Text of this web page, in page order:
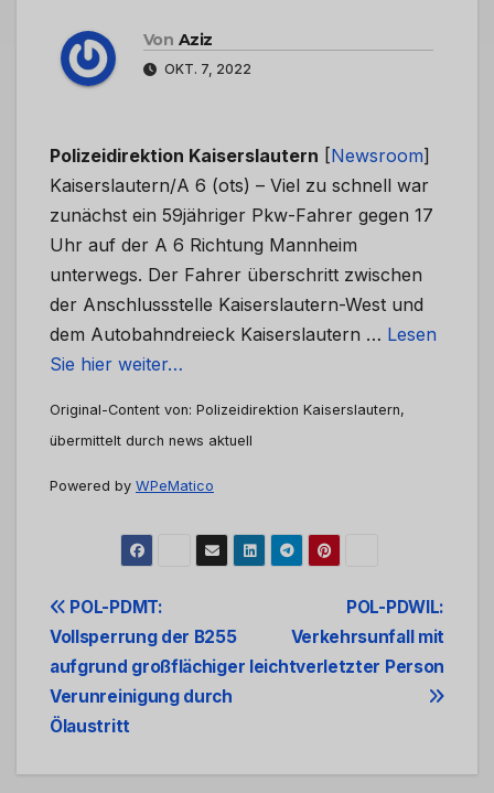
Von Aziz
OKT. 7, 2022
Polizeidirektion Kaiserslautern [Newsroom]
Kaiserslautern/A 6 (ots) – Viel zu schnell war
zunächst ein 59jähriger Pkw-Fahrer gegen 17
Uhr auf der A 6 Richtung Mannheim
unterwegs. Der Fahrer überschritt zwischen
der Anschlussstelle Kaiserslautern-West und
dem Autobahndreieck Kaiserslautern … Lesen
Sie hier weiter…
Original-Content von: Polizeidirektion Kaiserslautern,
übermittelt durch news aktuell
Powered by WPeMatico
Beitrags-
Navigation
POL-PDWIL:
Verkehrsunfall mit
leichtverletzter Person
POL-PDMT:
Vollsperrung der B255
aufgrund großflächiger
Verunreinigung durch
Ölaustritt